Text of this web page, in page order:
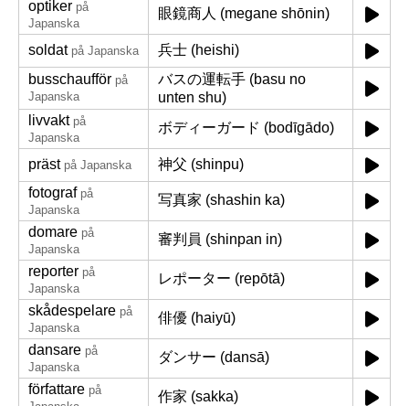
optiker på
Japanska
眼鏡商人 (megane shōnin)
soldat på Japanska
兵士 (heishi)
busschaufför på
Japanska
バスの運転手 (basu no
unten shu)
livvakt på
Japanska
ボディーガード (bodīgādo)
präst på Japanska
神父 (shinpu)
fotograf på
Japanska
写真家 (shashin ka)
domare på
Japanska
審判員 (shinpan in)
reporter på
Japanska
レポーター (repōtā)
skådespelare på
Japanska
俳優 (haiyū)
dansare på
Japanska
ダンサー (dansā)
författare på
作家 (sakka)